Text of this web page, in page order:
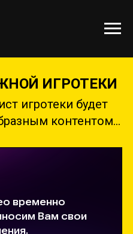
ИГРОТЕКИ
игротеки будет
контентом...